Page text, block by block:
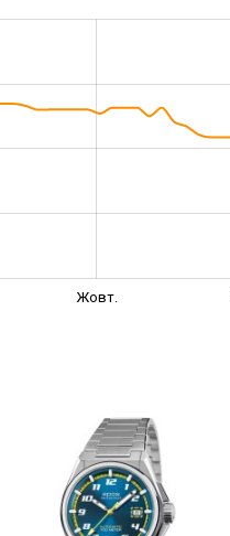
Жовт.